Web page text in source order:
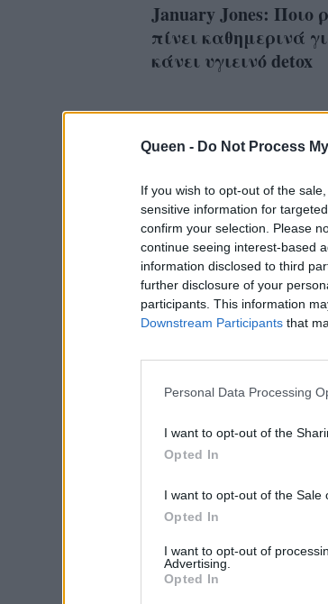
Queen - Do Not Process
If you wish to opt-out of the
sensitive information for
confirm your selection. Please
continue seeing interest-based
information disclosed to third
further disclosure of your
participants. This information
Downstream Participants that
Personal Data Processing
I want to opt-out of the
Opted In
I want to opt-out of the Sale
Opted In
I want to opt-out of
Advertising.
Opted In
January Jones: Ποιο
πίνει καθημερινά
κάνει υγιεινό detox
Επιτέλους: Η
Hollywood,
πολύ καιρό,
ερωτευμένη